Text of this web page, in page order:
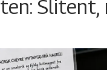
Slitent,